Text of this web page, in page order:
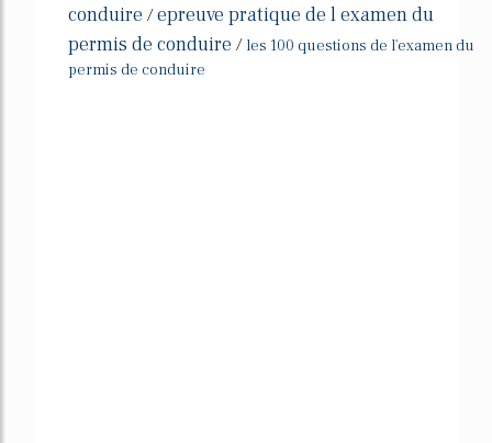
conduire /epreuve pratique de l examen du
permis de conduire / les 100 questions de l'examen du
permis de conduire